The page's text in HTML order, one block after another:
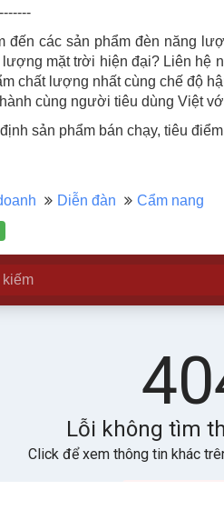
đến các sản phẩm đèn năng
mặt trời hiện đại? Liên hệ
chất lượng nhất cùng chế độ
cùng người tiêu dùng Việt
sản phẩm bán chạy, tiêu
Diễn đàn Cẩm nang